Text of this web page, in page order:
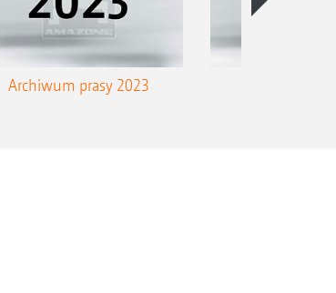
Archiwum prasy 2023